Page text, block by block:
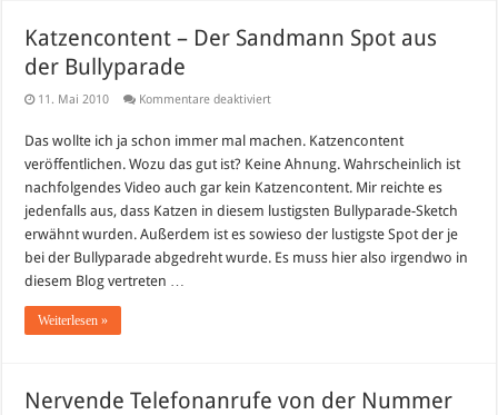
Katzencontent – Der Sandmann Spot aus
der Bullyparade
11. Mai 2010 Kommentare deaktiviertfür
Der
Sandmann
Spot
aus
Bullyparade
Das wollte ich ja schon immer mal machen. Katzencontent
veröffentlichen. Wozu das gut ist? Keine Ahnung. Wahrscheinlich ist
nachfolgendes Video auch gar kein Katzencontent. Mir reichte es
jedenfalls aus, dass Katzen in diesem lustigsten Bullyparade-Sketch
erwähnt wurden. Außerdem ist es sowieso der lustigste Spot der je
bei der Bullyparade abgedreht wurde. Es muss hier also irgendwo in
diesem Blog vertreten …
Weiterlesen »
Nervende Telefonanrufe von der Nummer